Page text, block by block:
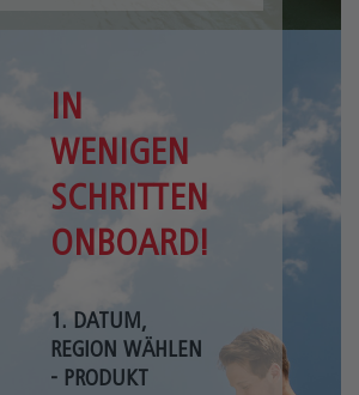
IN
WENIGEN
SCHRITTEN
ONBOARD!
1. DATUM,
REGION WÄHLEN
- PRODUKT